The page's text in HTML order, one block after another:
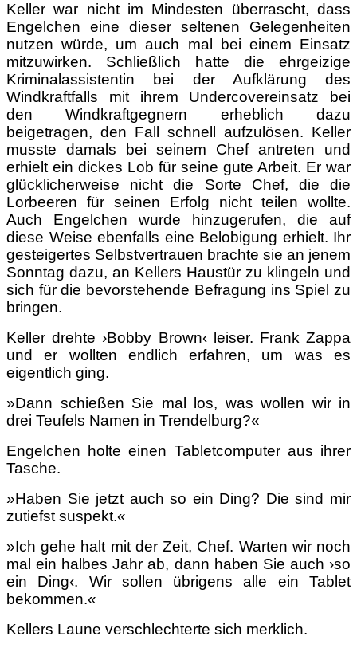
Keller war nicht im Mindesten überrascht, dass
Engelchen eine dieser seltenen Gelegenheiten
nutzen würde, um auch mal bei einem Einsatz
mitzuwirken. Schließlich hatte die ehrgeizige
Kriminalassistentin bei der Aufklärung des
Windkraftfalls mit ihrem Undercovereinsatz bei
den Windkraftgegnern erheblich dazu
beigetragen, den Fall schnell aufzulösen. Keller
musste damals bei seinem Chef antreten und
erhielt ein dickes Lob für seine gute Arbeit. Er war
glücklicherweise nicht die Sorte Chef, die die
Lorbeeren für seinen Erfolg nicht teilen wollte.
Auch Engelchen wurde hinzugerufen, die auf
diese Weise ebenfalls eine Belobigung erhielt. Ihr
gesteigertes Selbstvertrauen brachte sie an jenem
Sonntag dazu, an Kellers Haustür zu klingeln und
sich für die bevorstehende Befragung ins Spiel zu
bringen.
Keller drehte ›Bobby Brown‹ leiser. Frank Zappa
und er wollten endlich erfahren, um was es
eigentlich ging.
»Dann schießen Sie mal los, was wollen wir in
drei Teufels Namen in Trendelburg?«
Engelchen holte einen Tabletcomputer aus ihrer
Tasche.
»Haben Sie jetzt auch so ein Ding? Die sind mir
zutiefst suspekt.«
»Ich gehe halt mit der Zeit, Chef. Warten wir noch
mal ein halbes Jahr ab, dann haben Sie auch ›so
ein Ding‹. Wir sollen übrigens alle ein Tablet
bekommen.«
Kellers Laune verschlechterte sich merklich.